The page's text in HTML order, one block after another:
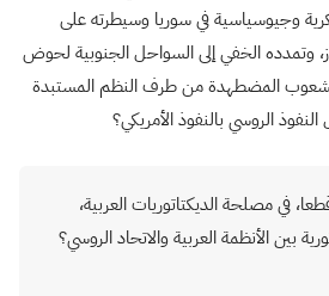
وجيوسياسية في سوريا وسيطرته على
وتمدده الخفي إلى السواحل الجنوبية لحوض
المضطهدة من طرف النظم المستبدة
الروسي بالنفوذ الأمريكي؟
في مصلحة الديكتاتوريات العربية،
بين الأنظمة العربية والاتحاد الروسي؟